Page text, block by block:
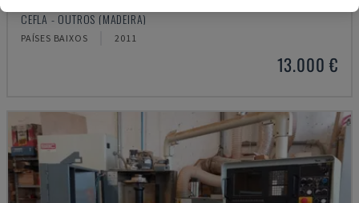
CEFLA - OUTROS (MADEIRA)
PAÍSES BAIXOS 2011
13.000 €